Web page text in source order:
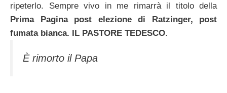
ripeterlo. Sempre vivo in me rimarrà il titolo della
Prima Pagina post elezione di Ratzinger, post
fumata bianca. IL PASTORE TEDESCO.
È rimorto il Papa